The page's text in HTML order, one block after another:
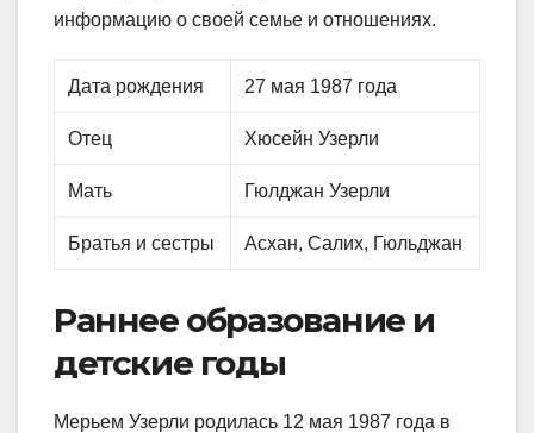
информацию о своей семье и отношениях.
Дата рождения 27 мая 1987 года
Отец Хюсейн Узерли
Мать Гюлджан Узерли
Братья и сестры Асхан, Салих, Гюльджан
Раннее образование и
детские годы
Мерьем Узерли родилась 12 мая 1987 года в